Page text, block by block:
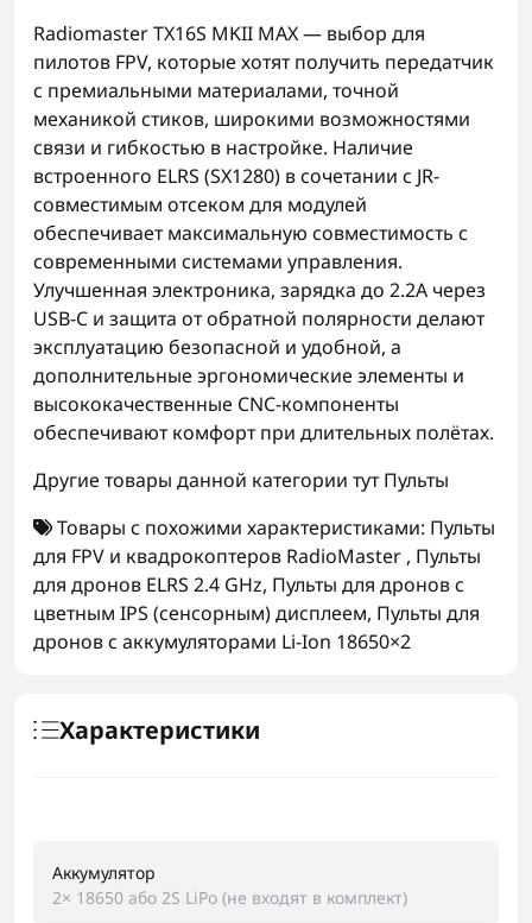
Radiomaster TX16S MKII MAX — выбор для
пилотов FPV, которые хотят получить передатчик
с премиальными материалами, точной
механикой стиков, широкими возможностями
связи и гибкостью в настройке. Наличие
встроенного ELRS (SX1280) в сочетании с JR-
совместимым отсеком для модулей
обеспечивает максимальную совместимость с
современными системами управления.
Улучшенная электроника, зарядка до 2.2А через
USB-C и защита от обратной полярности делают
эксплуатацию безопасной и удобной, а
дополнительные эргономические элементы и
высококачественные CNC-компоненты
обеспечивают комфорт при длительных полётах.
Другие товары данной категории тутПульты
Товары с похожими характеристиками: Пульты
для FPV и квадрокоптеров RadioMaster , Пульты
для дронов ELRS 2.4 GHz, Пульты для дронов с
цветным IPS (сенсорным) дисплеем, Пульты для
дронов с аккумуляторами Li-Ion 18650×2
Характеристики
Аккумулятор
2× 18650 або 2S LiPo (не входят в комплект)